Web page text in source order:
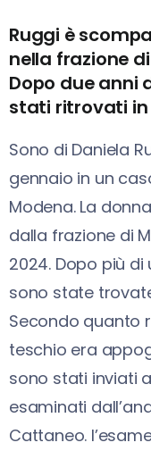
Ruggi è
nella frazione
Dopo due anni
stati ritrovati in
Sono di Daniela
gennaio in un
Modena. La
dalla frazione di
2024. Dopo più
sono state
Secondo quanto
teschio era
sono stati inviati
esaminati
Cattaneo.